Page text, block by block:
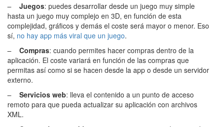
– Juegos: puedes desarrollar desde un juego muy simple
hasta un juego muy complejo en 3D, en función de esta
complejidad, gráficos y demás el coste será mayor o menor. Eso
sí, no hay app más viral que un juego.
– Compras: cuando permites hacer compras dentro de la
aplicación. El coste variará en función de las compras que
permitas así como si se hacen desde la app o desde un servidor
externo.
– Servicios web: lleva el contenido a un punto de acceso
remoto para que pueda actualizar su aplicación con archivos
XML.